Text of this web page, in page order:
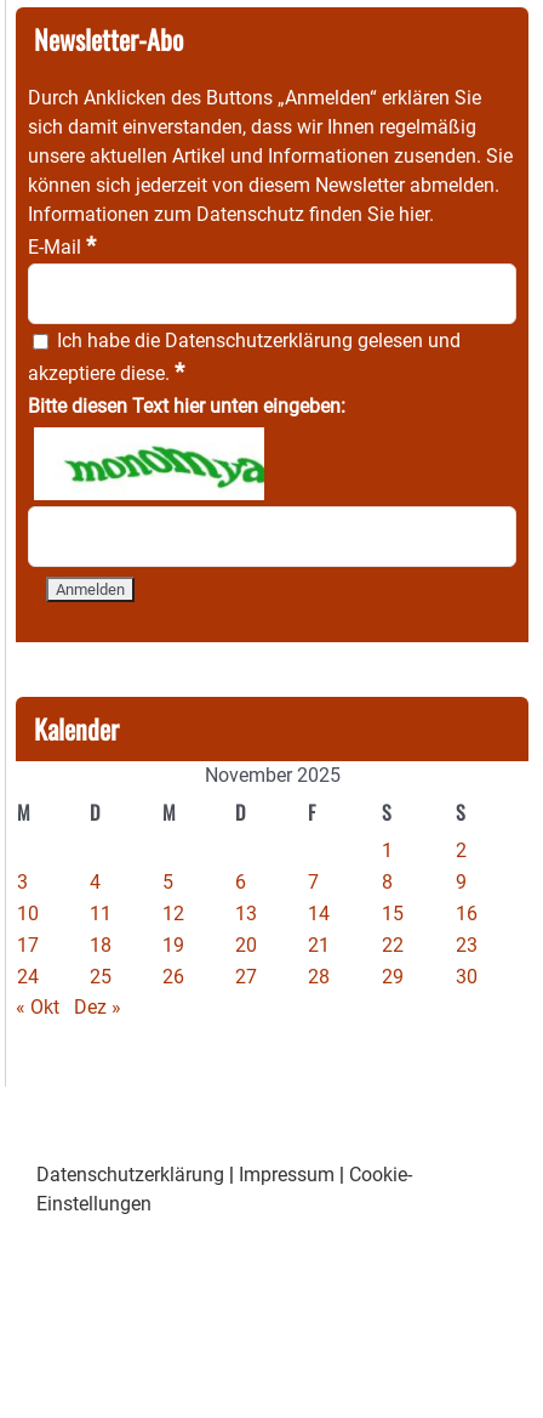
Newsletter-Abo
Durch Anklicken des Buttons „Anmelden“ erklären Sie
sich damit einverstanden, dass wir Ihnen regelmäßig
unsere aktuellen Artikel und Informationen zusenden. Sie
können sich jederzeit von diesem Newsletter abmelden.
Informationen zum Datenschutz finden Sie hier.
E-Mail *
Ich habe die Datenschutzerklärung gelesen und
akzeptiere diese. *
Bitte diesen Text hier unten eingeben:
Kalender
November 2025
M D M D F S S
1
2
3
4 5 6 7 8
9
10
11 12 13 14 15
16
17
18 19 20 21 22
23
24
25 26 27 28 29
30
« Okt
Dez »
Datenschutzerklärung Impressum
Cookie-
Einstellungen